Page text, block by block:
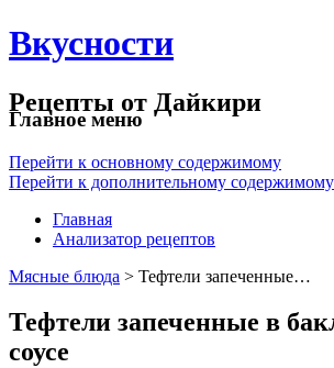
Вкусности
Рецепты от Дайкири
Главное меню
Перейти к основному содержимому
Перейти к дополнительному содержимому
Главная
Анализатор рецептов
Мясные блюда > Тефтели запеченные…
Тефтели запеченные в
соусе